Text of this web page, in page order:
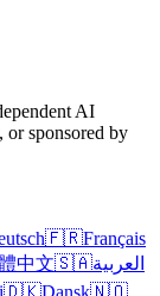
AI
or sponsored by
🇫🇷Français
中文🇸🇦العربية
🇩🇰Dansk🇳🇴